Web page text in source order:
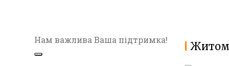
Нам важлива Ваша підтримка!